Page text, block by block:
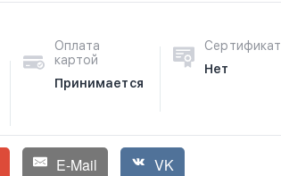
Оплата
картой
Принимается
Сертификат
Нет
E-Mail VK